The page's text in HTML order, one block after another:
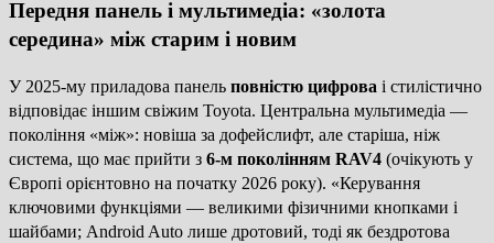
Передня панель і мультимедіа: «золота
середина» між старим і новим
У 2025-му приладова панель повністю цифрова і стилістично
відповідає іншим свіжим Toyota. Центральна мультимедіа —
покоління «між»: новіша за дофейслифт, але старіша, ніж
система, що має прийти з 6-м поколінням RAV4 (очікують у
Європі орієнтовно на початку 2026 року). «Керування
ключовими функціями — великими фізичними кнопками і
шайбами; Android Auto лише дротовий, тоді як бездротова